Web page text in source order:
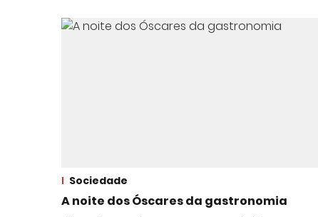
Sociedade
A noite dos Óscares da gastronomia